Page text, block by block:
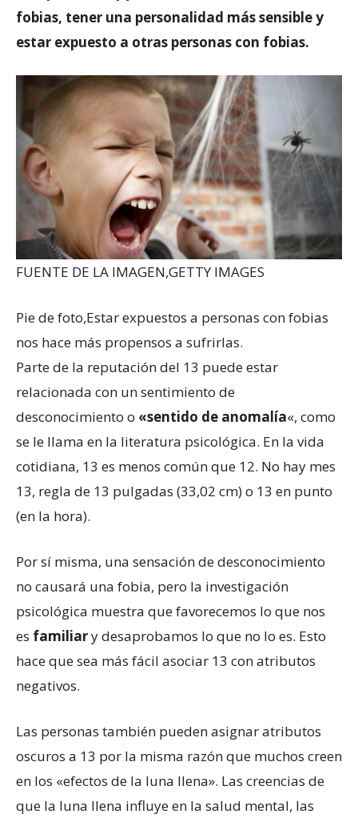
fobias, tener una personalidad más sensible y
estar expuesto a otras personas con fobias.
FUENTE DE LA IMAGEN,GETTY IMAGES
Pie de foto,Estar expuestos a personas con fobias
nos hace más propensos a sufrirlas.
Parte de la reputación del 13 puede estar
relacionada con un sentimiento de
desconocimiento o «sentido de anomalía«, como
se le llama en la literatura psicológica. En la vida
cotidiana, 13 es menos común que 12. No hay mes
13, regla de 13 pulgadas (33,02 cm) o 13 en punto
(en la hora).
Por sí misma, una sensación de desconocimiento
no causará una fobia, pero la investigación
psicológica muestra que favorecemos lo que nos
es familiary desaprobamos lo que no lo es. Esto
hace que sea más fácil asociar 13 con atributos
negativos.
Las personas también pueden asignar atributos
oscuros a 13 por la misma razón que muchos creen
en los «efectos de la luna llena». Las creencias de
que la luna llena influye en la salud mental, las